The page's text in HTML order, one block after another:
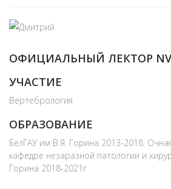
ОФИЦИАЛЬНЫЙ ЛЕКТОР
УЧАСТИЕ
Вертебрология
ОБРАЗОВАНИЕ
БелГАУ им В.Я. Горина 2013-2018.
кафедре незаразной патологии и
Горина 2018-2021г